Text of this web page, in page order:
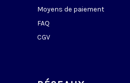
Moyens de paiement
FAQ
CGV